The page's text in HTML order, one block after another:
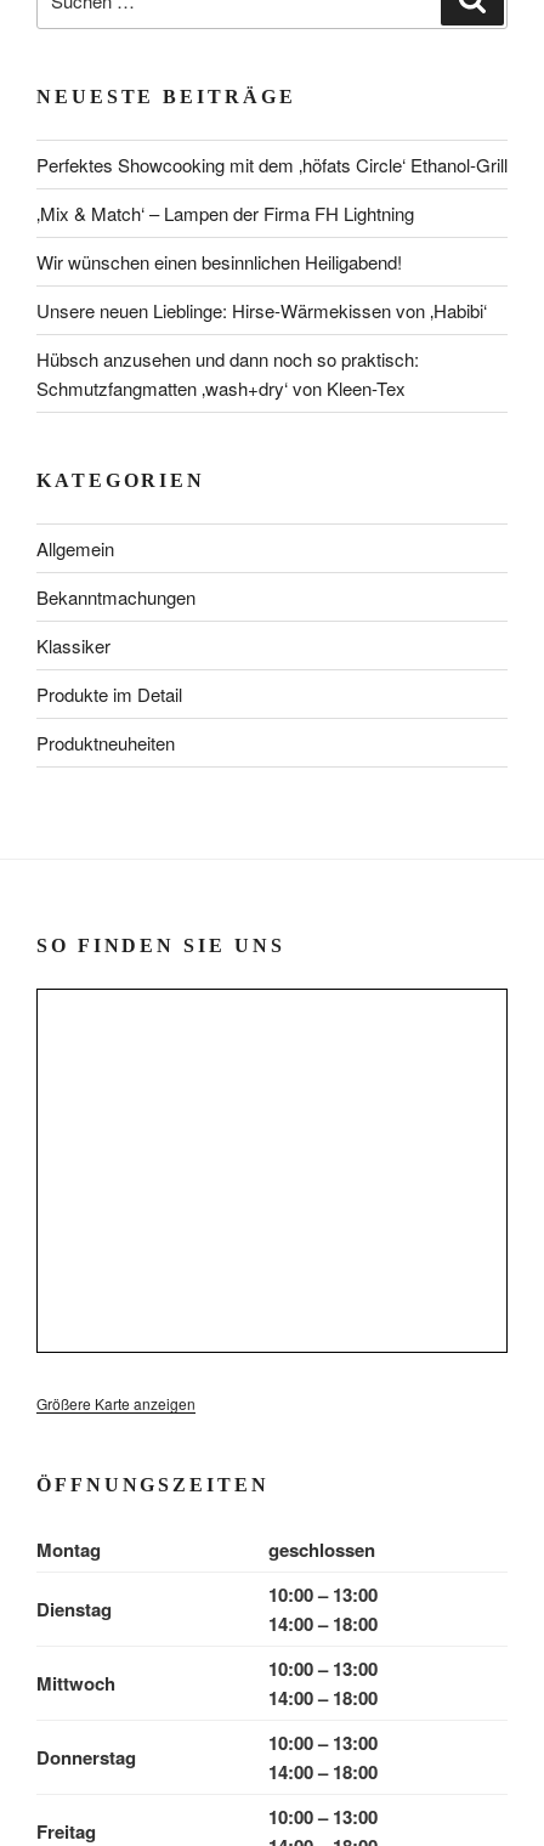
nach:
NEUESTE BEITRÄGE
Perfektes Showcooking mit dem ‚höfats Circle‘ Ethanol-Grill
‚Mix & Match‘ – Lampen der Firma FH Lightning
Wir wünschen einen besinnlichen Heiligabend!
Unsere neuen Lieblinge: Hirse-Wärmekissen von ‚Habibi‘
Hübsch anzusehen und dann noch so praktisch:
Schmutzfangmatten ‚wash+dry‘ von Kleen-Tex
KATEGORIEN
Allgemein
Bekanntmachungen
Klassiker
Produkte im Detail
Produktneuheiten
SO FINDEN SIE UNS
Größere Karte anzeigen
ÖFFNUNGSZEITEN
Montag geschlossen
Dienstag
10:00 – 13:00
14:00 – 18:00
Mittwoch
10:00 – 13:00
14:00 – 18:00
Donnerstag
10:00 – 13:00
14:00 – 18:00
Freitag
10:00 – 13:00